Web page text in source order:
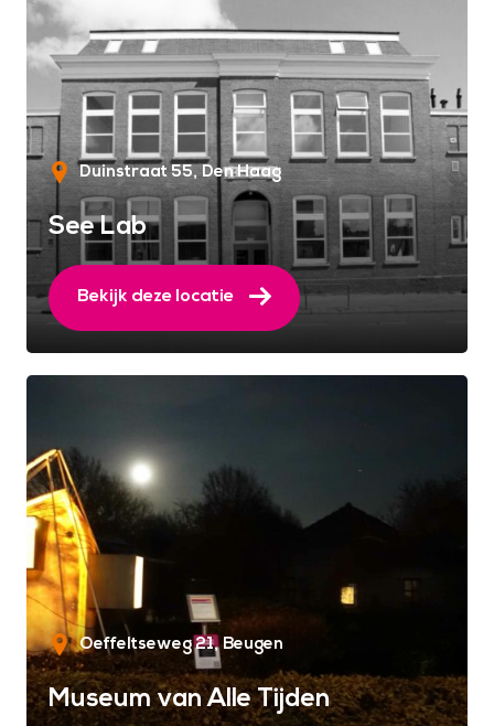
Duinstraat 55 Den Haag
See Lab
Bekijk deze locatie
Oeffeltseweg 21 Beugen
Museum van Alle Tijden